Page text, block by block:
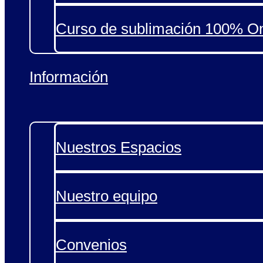
Curso de sublimación 100%
Información
Nuestros Espacios
Nuestro equipo
Convenios